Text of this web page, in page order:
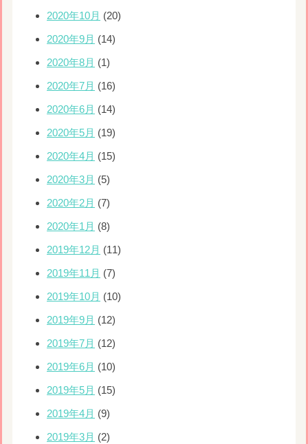
2020年10月 (20)
2020年9月 (14)
2020年8月 (1)
2020年7月 (16)
2020年6月 (14)
2020年5月 (19)
2020年4月 (15)
2020年3月 (5)
2020年2月 (7)
2020年1月 (8)
2019年12月 (11)
2019年11月 (7)
2019年10月 (10)
2019年9月 (12)
2019年7月 (12)
2019年6月 (10)
2019年5月 (15)
2019年4月 (9)
2019年3月 (2)